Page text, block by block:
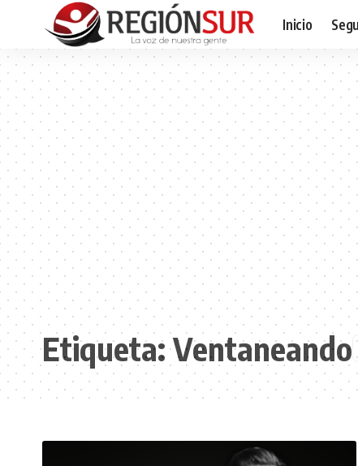
Inicio
Etiqueta:Ventaneando